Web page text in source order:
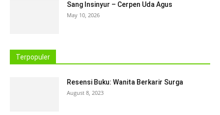
Sang Insinyur – Cerpen Uda Agus
May 10, 2026
Terpopuler
Resensi Buku: Wanita Berkarir Surga
August 8, 2023